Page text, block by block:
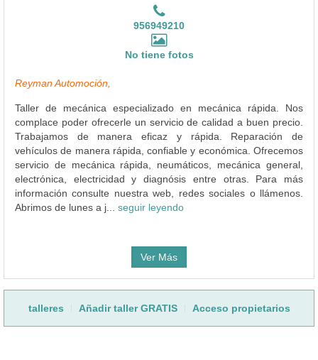
956949210
No tiene fotos
Reyman Automoción,
Taller de mecánica especializado en mecánica rápida. Nos
complace poder ofrecerle un servicio de calidad a buen precio.
Trabajamos de manera eficaz y rápida. Reparación de
vehículos de manera rápida, confiable y económica. Ofrecemos
servicio de mecánica rápida, neumáticos, mecánica general,
electrónica, electricidad y diagnósis entre otras. Para más
información consulte nuestra web, redes sociales o llámenos.
Abrimos de lunes a j... seguir leyendo
Ver Más
talleres Añadir taller GRATIS Acceso propietarios